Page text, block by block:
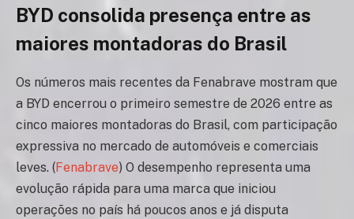
BYD consolida presença entre as
maiores montadoras do Brasil
Os números mais recentes da Fenabrave mostram que
a BYD encerrou o primeiro semestre de 2026 entre as
cinco maiores montadoras do Brasil, com participação
expressiva no mercado de automóveis e comerciais
leves. (Fenabrave) O desempenho representa uma
evolução rápida para uma marca que iniciou
operações no país há poucos anos e já disputa